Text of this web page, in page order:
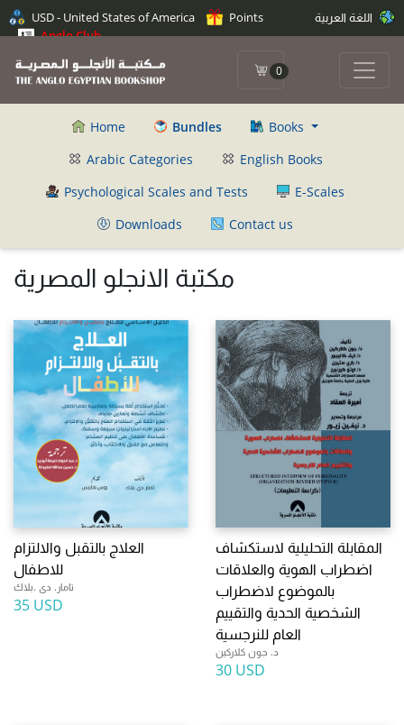
USD - United States of America
Points
Anglo Club
0
Home Bundles
Books
Arabic Categories
English Books
Psychological Scales and Tests
E-Scales
Downloads
Contact us
مكتبة الانجلو المصرية
العلاج بالتقبل والالتزام
للاطفال
تامار. دى .بلاك
35 USD
المقابلة التحليلية لاستكشاف
اضطراب الهوية والعلاقات
بالموضوع لاضطراب
الشخصية الحدية والتقييم
العام للنرجسية
د. جون كلاركين
30 USD